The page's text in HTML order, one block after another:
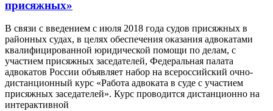
присяжных»
В связи с введением с июля 2018 года судов присяжных в
районных судах, в целях обеспечения оказания адвокатами
квалифицированной юридической помощи по делам, с
участием присяжных заседателей, Федеральная палата
адвокатов России объявляет набор на всероссийский очно-
дистанционный курс «Работа адвоката в суде с участием
присяжных заседателей». Курс проводится дистанционно на
интерактивной